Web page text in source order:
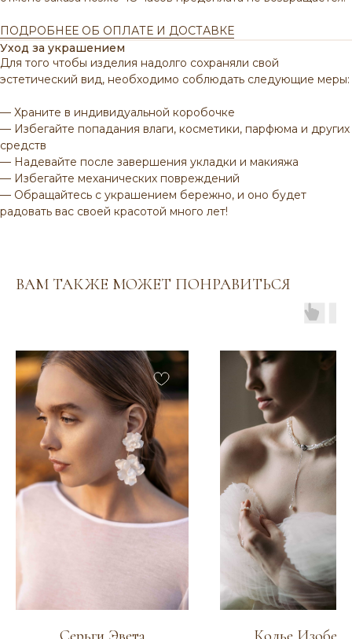
ПОДРОБНЕЕ ОБ ОПЛАТЕ И ДОСТАВКЕ
Уход за украшением
Для того чтобы изделия надолго сохраняли свой
эстетический вид, необходимо соблюдать следующие меры:
— Храните в индивидуальной коробочке
— Избегайте попадания влаги, косметики, парфюма и других
средств
— Надевайте после завершения укладки и макияжа
— Избегайте механических повреждений
— Обращайтесь с украшением бережно, и оно будет
радовать вас своей красотой много лет!
ВАМ ТАКЖЕ МОЖЕТ ПОНРАВИТЬСЯ
ВАМ МОЖЕТ ПОНРАВИТЬСЯ